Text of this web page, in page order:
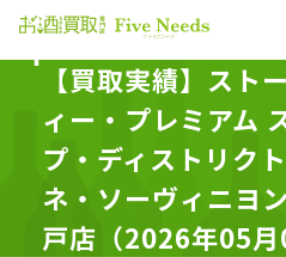
【買取実績】スト
ィー・プレミアム
プ・ディストリク
ネ・ソーヴィニヨ
戸店（2026年05月